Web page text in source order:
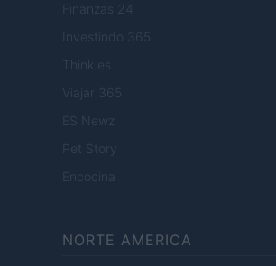
Finanzas 24
Investindo 365
Think.es
Viajar 365
ES Newz
Pet Story
Encocina
NORTE AMERICA